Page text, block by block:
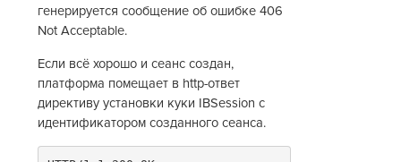
генерируется сообщение об ошибке 406
Not Acceptable.
Если всё хорошо и сеанс создан,
платформа помещает в http-ответ
директиву установки куки IBSession с
идентификатором созданного сеанса.